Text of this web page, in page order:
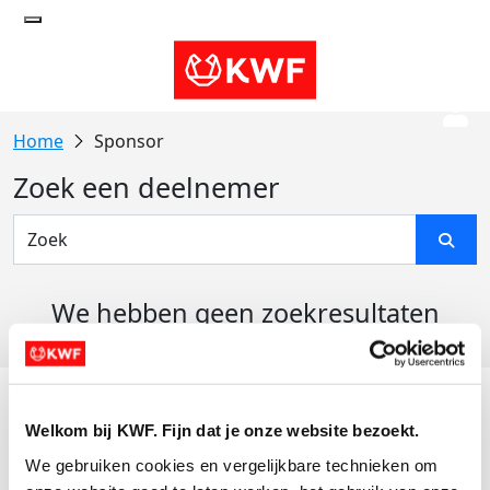
Welkom bij KWF. Fijn dat je onze website bezoekt.
We gebruiken cookies en vergelijkbare technieken om
Sponsor
Zoek een deelnemer
We hebben geen zoekresultaten
Actiematerialen
Evenementen